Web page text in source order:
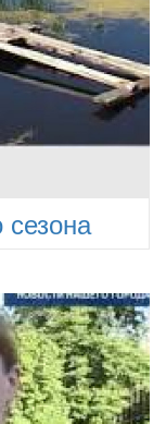
сезона